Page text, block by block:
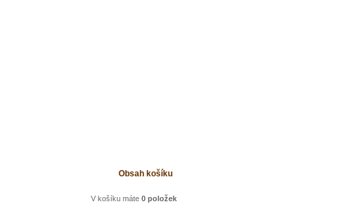
Obsah košíku
V košíku máte 0 položek